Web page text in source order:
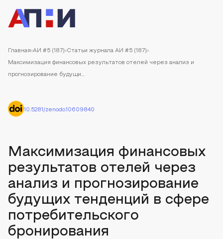
Главная АИ #5 (187) Статьи журнала АИ #5 (187)
Максимизация финансовых результатов отелей через анализ и
прогнозирование будущи...
10.5281/zenodo.10609840
Максимизация финансовых
результатов отелей через
анализ и прогнозирование
будущих тенденций в сфере
потребительского
бронирования